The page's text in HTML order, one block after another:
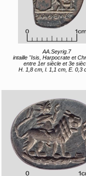
AA.Seyrig.7
intaille "Isis, Harpocrate et
entre 1er siècle et 3e
H. 1,8 cm, l. 1,1 cm, E. 0,3